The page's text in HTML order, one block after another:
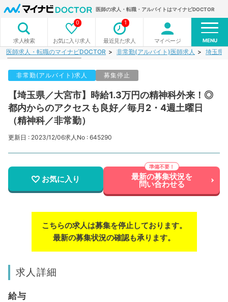
医師の求人・転職・アルバイトはマイナビDOCTOR
求人検索 お気に入り求人
0
最近見た求人
1
マイページ MENU
医師求人・転職のマイナビDOCTOR 非常勤(アルバイト)医師求人 埼玉県
非常勤(アルバイト)求人 募集停止
【埼玉県／大宮市】時給1.3万円の精神科外来！◎
都内からのアクセスも良好／毎月2・4週土曜日
（精神科／非常勤）
更新日 : 2023/12/06求人No : 645290
お気に入り 最新の募集状況を
問い合わせる
こちらの求人は募集を停止しております。
最新の募集状況の確認も承ります。
求人詳細
給与